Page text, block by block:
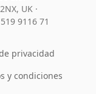
UK ·
519 9116 71
privacidad
y condiciones